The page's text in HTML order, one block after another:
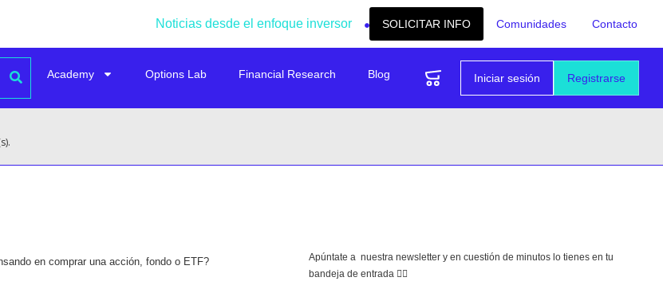
Noticias desde el enfoque inversor SOLICITAR INFO Comunidades Contacto
Registrarse
Iniciar sesión
Academy Options Lab Financial Research Blog
en comprar una acción, fondo o ETF?
Apúntate a nuestra newsletter y en cuestión de minutos lo tienes en tu
bandeja de entrada 👇🏻